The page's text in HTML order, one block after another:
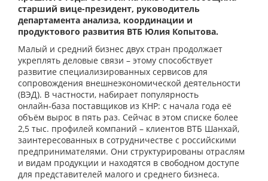
старший вице-президент, руководитель
департамента анализа, координации и
продуктового развития ВТБ Юлия Копытова.
Малый и средний бизнес двух стран продолжает
укреплять деловые связи – этому способствует
развитие специализированных сервисов для
сопровождения внешнеэкономической деятельности
(ВЭД). В частности, набирает популярность
онлайн‑база поставщиков из КНР: с начала года её
объём вырос в пять раз. Сейчас в этом списке более
2,5 тыс. профилей компаний – клиентов ВТБ Шанхай,
заинтересованных в сотрудничестве с российскими
предпринимателями. Они структурированы отраслям
и видам продукции и находятся в свободном доступе
для представителей малого и среднего бизнеса.